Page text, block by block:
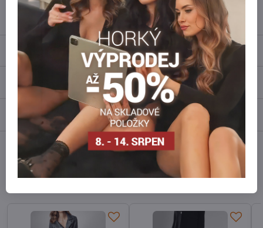
info​@everlady​.eu
Popis
Recenze
Diskuse 0
FacebookTwitter WhatsApp